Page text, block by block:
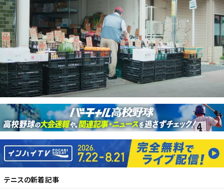
テニスの新着記事